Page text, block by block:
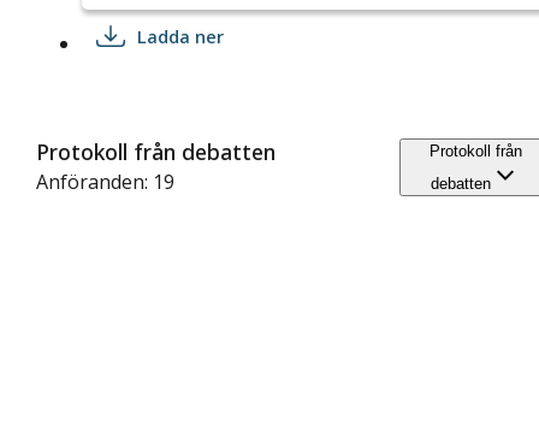
Ladda ner
Protokoll från debatten
Anföranden: 19
Protokoll från
debatten